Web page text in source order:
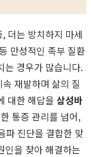
더는 방치하지 마세
만성적인 족부 질환
는 경우가 많습니다.
재발하며 삶의 질
대한 해답을 삼성바
통증 관리를 넘어,
파 진단을 결합한 맞
인을 찾아 해결하는